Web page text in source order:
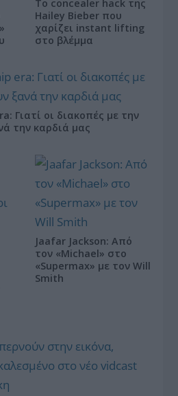
Το concealer hack της
Hailey Bieber που
χαρίζει instant lifting
στο βλέμμα
Γιατί οι διακοπές με την
την καρδιά μας
Jaafar Jackson: Από
τον «Michael» στο
«Supermax» με τον Will
Smith